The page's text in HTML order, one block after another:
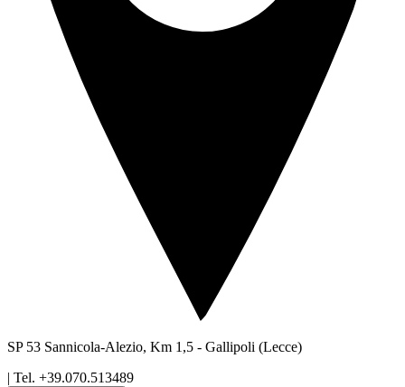
SP 53 Sannicola-Alezio, Km 1,5 - Gallipoli (Lecce)
| Tel. +39.070.513489